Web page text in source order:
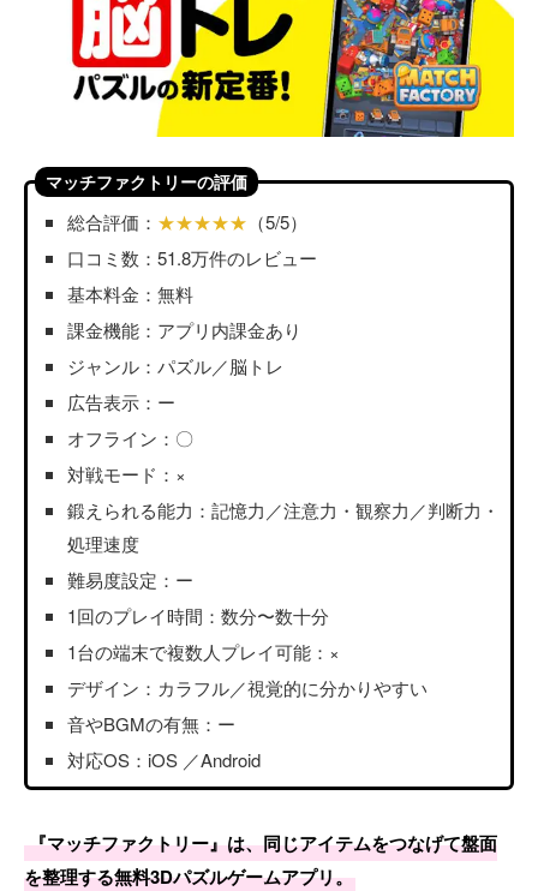
マッチファクトリーの評価
総合評価： ★★★★★ （5/5）
口コミ数：51.8万件のレビュー
基本料金：無料
課金機能：アプリ内課金あり
ジャンル：パズル／脳トレ
広告表示：ー
オフライン：〇
対戦モード：×
鍛えられる能力：記憶力／注意力・観察力／判断力・
処理速度
難易度設定：ー
1回のプレイ時間：数分〜数十分
1台の端末で複数人プレイ可能：×
デザイン：カラフル／視覚的に分かりやすい
音やBGMの有無：ー
対応OS：iOS ／Android
『マッチファクトリー』は、同じアイテムをつなげて盤面
を整理する無料3Dパズルゲームアプリ。